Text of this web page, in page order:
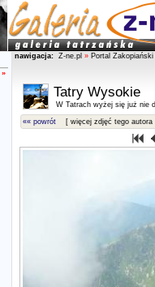
»
nawigacja: Z-ne.pl » Portal Zakopiański
Tatry Wysokie
W Tatrach wyżej się już nie
«« powrót [ więcej zdjęć tego autora